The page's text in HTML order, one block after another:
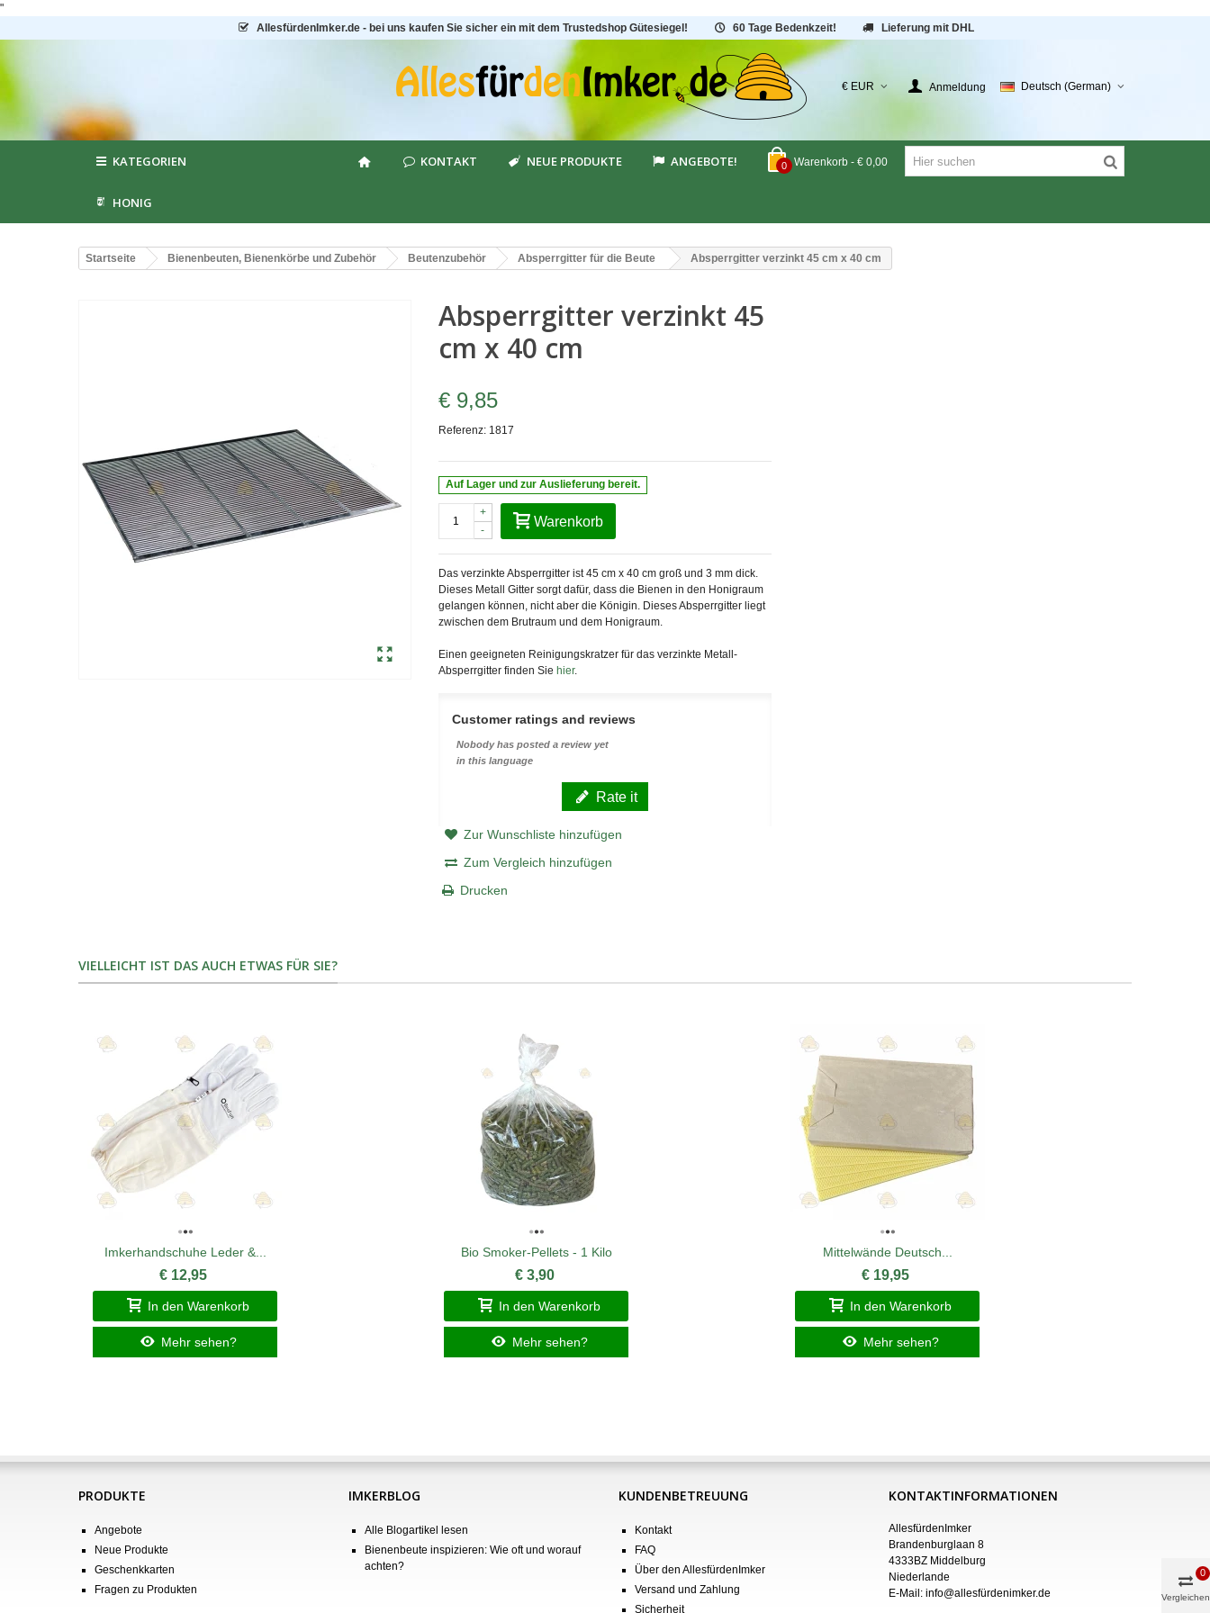
"
AllesfürdenImker.de - bei uns kaufen Sie sicher ein mit dem Trustedshop Gütesiegel!
60 Tage Bedenkzeit! Lieferung mit DHL
€ EUR Anmeldung Deutsch (German)
0 Warenkorb - € 0,00
KATEGORIEN KONTAKT NEUE PRODUKTE ANGEBOTE!
HONIG
Startseite Bienenbeuten, Bienenkörbe und Zubehör Beutenzubehör Absperrgitter für die Beute Absperrgitter verzinkt 45 cm x 40 cm
Absperrgitter verzinkt 45
cm x 40 cm
€ 9,85
Referenz: 1817
Auf Lager und zur Auslieferung bereit.
-
+
Warenkorb
Das verzinkte Absperrgitter ist45 cm x 40 cm groß und 3 mm dick.
Dieses Metall Gitter sorgt dafür, dass die Bienen in den Honigraum
gelangen können, nicht aber die Königin. Dieses Absperrgitter liegt
zwischen dem Brutraum und dem Honigraum.
Einen geeigneten Reinigungskratzer für das verzinkte Metall-
Absperrgitter finden Sie hier.
Customer ratings and reviews
Nobody has posted a review yet
in this language
Rate it
Zur Wunschliste hinzufügen
Zum Vergleich hinzufügen
Drucken
VIELLEICHT IST DAS AUCH ETWAS FÜR SIE?
Imkerhandschuhe Leder &...
€ 12,95
In den Warenkorb
Mehr sehen?
Bio Smoker-Pellets - 1 Kilo
€ 3,90
In den Warenkorb
Mehr sehen?
Mittelwände Deutsch...
€ 19,95
In den Warenkorb
Mehr sehen?
PRODUKTE
Angebote
Neue Produkte
Geschenkkarten
Fragen zu Produkten
IMKERBLOG
Alle Blogartikel lesen
Bienenbeute inspizieren: Wie oft und worauf
achten?
KUNDENBETREUUNG
Kontakt
FAQ
Über den AllesfürdenImker
Versand und Zahlung
Sicherheit
KONTAKTINFORMATIONEN
AllesfürdenImker
Brandenburglaan 8
4333BZ Middelburg
Niederlande
E-Mail: info@allesfürdenimker.de Vergleichen
0